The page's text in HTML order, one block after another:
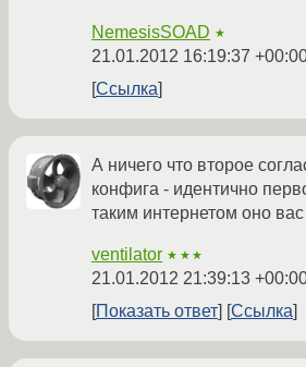
NemesisSOAD ★
21.01.2012 16:19:37
Ссылка
А ничего что второе
конфига - идентично
таким интернетом оно
ventilator ★★★
21.01.2012 21:39:13
Показать ответ
Ссылка